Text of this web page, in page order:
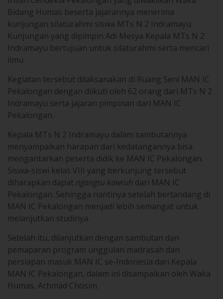
Bidang Humas beserta jajarannya menerima
kunjungan silaturahmi siswa MTs N 2 Indramayu.
Kunjungan yang dipimpin Adi Mesya Kepala MTs N 2
Indramayu bertujuan untuk silaturahmi serta mencari
ilmu.
Kegiatan tersebut dilaksanakan di Ruang Seni MAN IC
Pekalongan dengan diikuti oleh 62 orang dari MTs N 2
Indramayu serta jajaran pimpinan dari MAN IC
Pekalongan.
Kepala MTs N 2 Indramayu dalam sambutannya
menyampaikan harapan dari kedatangannya bisa
mengantarkan peserta didik ke MAN IC Pekalongan.
Siswa-siswi kelas VIII yang berkunjung tersebut
diharapkan dapat ngangsu kawruh dari MAN IC
Pekalongan. Sehingga nantinya setelah bertandang di
MAN IC Pekalongan menjadi lebih semangat untuk
melanjutkan studinya.
Setelah itu, dilanjutkan dengan sambutan dan
pemaparan program unggulan madrasah dan
persiapan masuk MAN IC se-Indonesia dari Kepala
MAN IC Pekalongan, dalam ini disampaikan oleh Waka
Humas, Achmad Chosim.